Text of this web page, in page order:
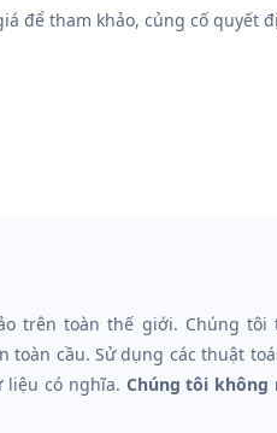
để tham khảo, củng cố quyết
trên toàn thế giới. Chúng tôi
toàn cầu. Sử dụng các thuật
liệu có nghĩa. Chúng tôi không